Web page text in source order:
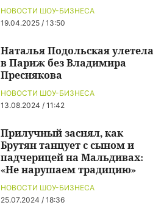
НОВОСТИ ШОУ-БИЗНЕСА
19.04.2025 / 13:50
НОВОСТИ ШОУ-БИЗНЕСА
13.08.2024 / 11:42
Наталья Подольская улетела
в Париж без Владимира
Преснякова
НОВОСТИ ШОУ-БИЗНЕСА
25.07.2024 / 18:36
Прилучный заснял, как
Брутян танцует с сыном и
падчерицей на Мальдивах:
«Не нарушаем традицию»